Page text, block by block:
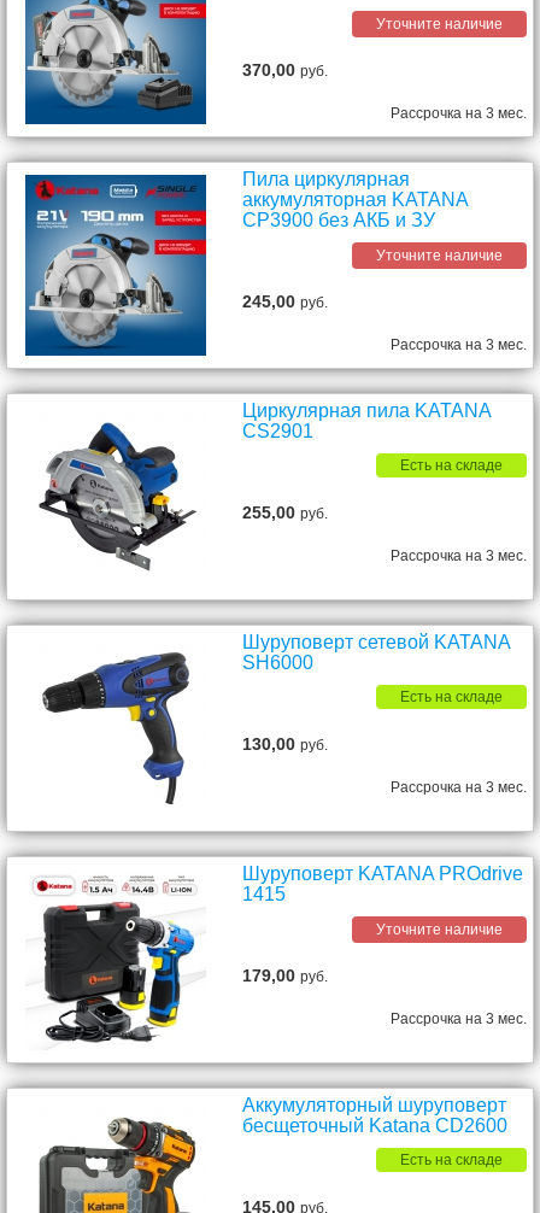
Уточните наличие
370,00руб.
Рассрочка на 3 мес.
Пила циркулярная
аккумуляторная KATANA
CP3900 без АКБ и ЗУ
Уточните наличие
245,00руб.
Рассрочка на 3 мес.
Циркулярная пила KATANA
CS2901
Есть на складе
255,00руб.
Рассрочка на 3 мес.
Шуруповерт сетевой KATANA
SH6000
Есть на складе
130,00руб.
Рассрочка на 3 мес.
Шуруповерт KATANA PROdrive
1415
Уточните наличие
179,00руб.
Рассрочка на 3 мес.
Аккумуляторный шуруповерт
бесщеточный Katana CD2600
Есть на складе
145,00руб.